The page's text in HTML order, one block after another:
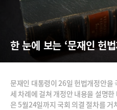
한 눈에 보는 ‘문재인 헌
문재인 대통령이 26일 헌법개정안을
세 차례에 걸쳐 개정안 내용을 설명
은 5월24일까지 국회 의결 절차를 거